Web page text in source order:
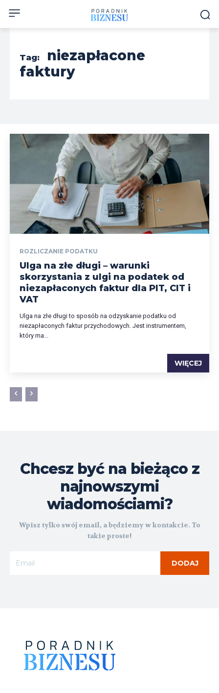
Tag:
niezapłacone
faktury
ROZLICZANIE PODATKU
Ulga na złe długi – warunki
skorzystania z ulgi na podatek od
niezapłaconych faktur dla PIT, CIT i
VAT
Ulga na złe długi to sposób na odzyskanie podatku od
niezapłaconych faktur przychodowych. Jest instrumentem,
który ma...
WIĘCEJ
Chcesz być na bieżąco z
najnowszymi
wiadomościami?
Wpisz tylko swój email, a będziemy w kontakcie. To
takie proste!
DODAJ